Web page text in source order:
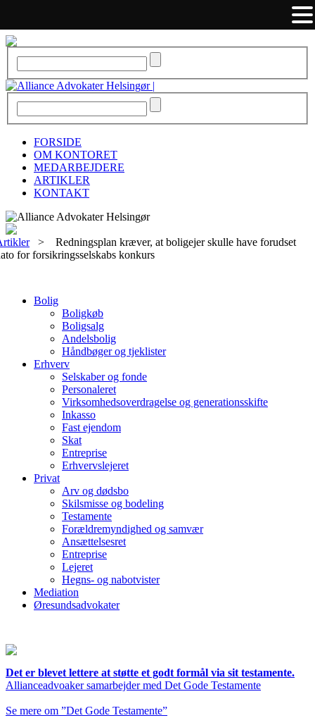
FORSIDE
OM KONTORET
MEDARBEJDERE
ARTIKLER
KONTAKT
> Redningsplan kræver, at boligejer skulle have forudset
for forsikringsselskabs konkurs
Bolig
Boligkøb
Boligsalg
Andelsbolig
Håndbøger og tjeklister
Erhverv
Selskaber og fonde
Personaleret
Virksomhedsoverdragelse og generationsskifte
Inkasso
Fast ejendom
Skat
Entreprise
Erhvervslejeret
Privat
Arv og dødsbo
Skilsmisse og bodeling
Testamente
Forældremyndighed og samvær
Ansættelsesret
Entreprise
Lejeret
Hegns- og nabotvister
Mediation
Øresundsadvokater
Det er blevet lettere at støtte et godt formål via sit testamente.
Allianceadvoaker samarbejder med Det Gode Testamente
Se mere om ”Det Gode Testamente”